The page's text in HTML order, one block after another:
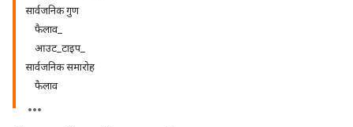
सार्वजनिक गुण
फैलाव_
आउट_टाइप_
सार्वजनिक समारोह
फैलाव